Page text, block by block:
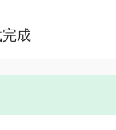
成